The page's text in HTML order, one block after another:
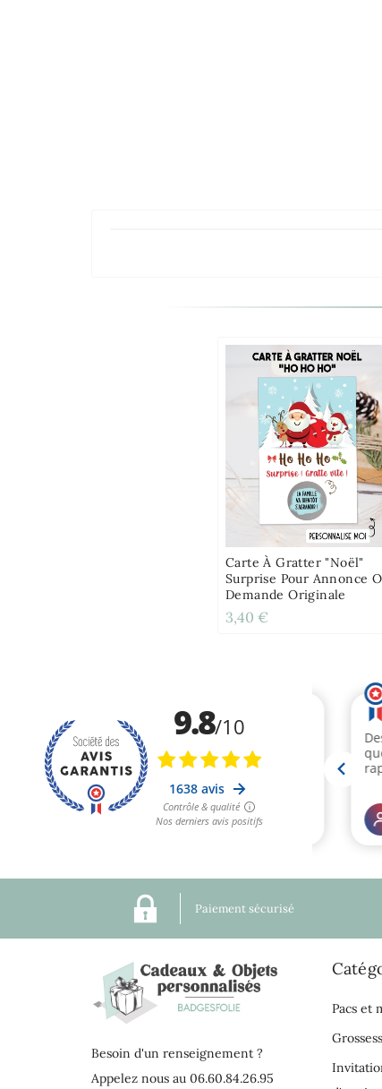
Carte À Gratter "Noël"
Surprise Pour Annonce
Demande Originale
3,40 €
Paiement sécurisé
Besoin d'un renseignement ?
Appelez nous au 06.60.84.26.95
Pacs et